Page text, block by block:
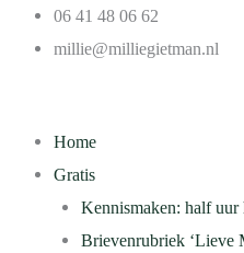
06 41 48 06 62
millie@milliegietman.nl
Home
Gratis
Kennismaken: half uur
Brievenrubriek ‘Lieve